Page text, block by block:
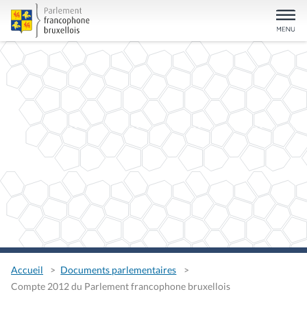
Accueil
Documents parlementaires
Compte 2012 du Parlement francophone bruxellois